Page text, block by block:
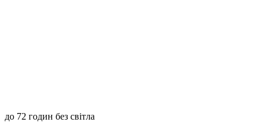
до 72 годин без світла